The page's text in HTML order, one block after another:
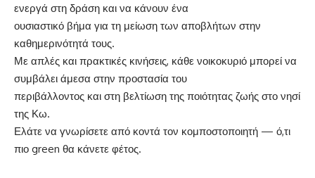
ενεργά στη δράση και να κάνουν ένα
ουσιαστικό βήμα για τη μείωση των αποβλήτων στην
καθημερινότητά τους.
Με απλές και πρακτικές κινήσεις, κάθε νοικοκυριό μπορεί να
συμβάλει άμεσα στην προστασία του
περιβάλλοντος και στη βελτίωση της ποιότητας ζωής στο νησί
της Κω.
Ελάτε να γνωρίσετε από κοντά τον κομποστοποιητή — ό,τι
πιο green θα κάνετε φέτος.